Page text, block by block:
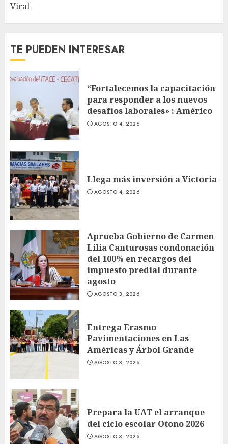
Viral
TE PUEDEN INTERESAR
“Fortalecemos la capacitación
para responder a los nuevos
desafíos laborales» : Américo
AGOSTO 4, 2026
Llega más inversión a Victoria
AGOSTO 4, 2026
Aprueba Gobierno de Carmen
Lilia Canturosas condonación
del 100% en recargos del
impuesto predial durante
agosto
AGOSTO 3, 2026
Entrega Erasmo
Pavimentaciones en Las
Américas y Árbol Grande
AGOSTO 3, 2026
Prepara la UAT el arranque
del ciclo escolar Otoño 2026
AGOSTO 3, 2026